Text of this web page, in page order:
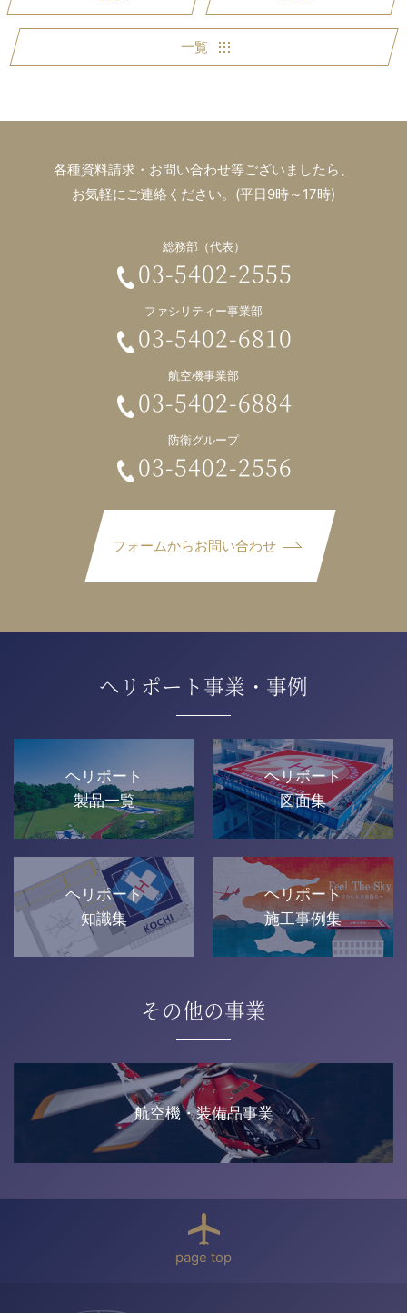
一覧
各種資料請求・お問い合わせ等ございましたら、
お気軽にご連絡ください。(平日9時～17時)
フォームからお問い合わせ
総務部（代表）
03-5402-2555
ファシリティー事業部
03-5402-6810
航空機事業部
03-5402-6884
防衛グループ
03-5402-2556
ヘリポート事業・事例
ヘリポート
製品一覧
ヘリポート
図面集
ヘリポート
知識集
ヘリポート
施工事例集
その他の事業
航空機・装備品事業
page top